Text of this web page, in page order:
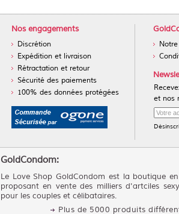
Nos engagements
Discrétion
Expédition et livraison
Rétractation et retour
Sécurité des paiements
100% des données protégées
et nos
GoldCondom:
Le Love Shop GoldCondom est la boutique
proposant en vente des milliers d'artciles
pour les couples et célibataires.
Plus de 5000 produits